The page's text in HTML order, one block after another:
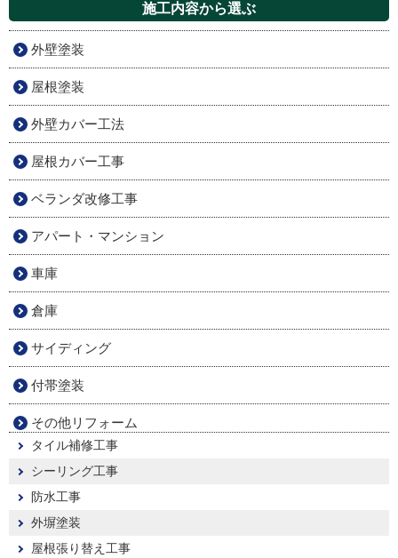
施工内容から選ぶ
外壁塗装
屋根塗装
外壁カバー工法
屋根カバー工事
ベランダ改修工事
アパート・マンション
車庫
倉庫
サイディング
付帯塗装
その他リフォーム
タイル補修工事
シーリング工事
防水工事
外塀塗装
屋根張り替え工事